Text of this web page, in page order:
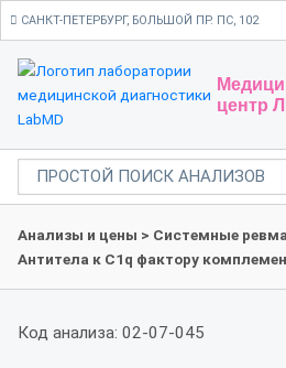
САНКТ-ПЕТЕРБУРГ, БОЛЬШОЙ ПР. ПС, 102
центр
Анализы и цены > Системные
Антитела к С1q фактору
Код анализа: 02-07-045